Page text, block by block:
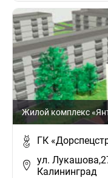
Жилой комплекс
ГК
ул.
Калининград